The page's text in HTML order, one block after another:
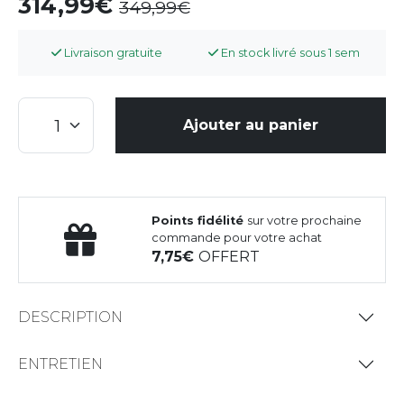
349,99
Livraison gratuite En stock livré sous 1 sem
Ajouter au panier
Points fidélité sur votre prochaine
commande pour votre achat
7,75OFFERT
DESCRIPTION
ENTRETIEN